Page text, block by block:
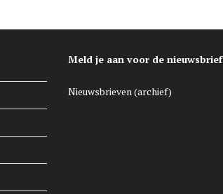
Meld je aan voor de nieuwsbrief
Nieuwsbrieven (archief)